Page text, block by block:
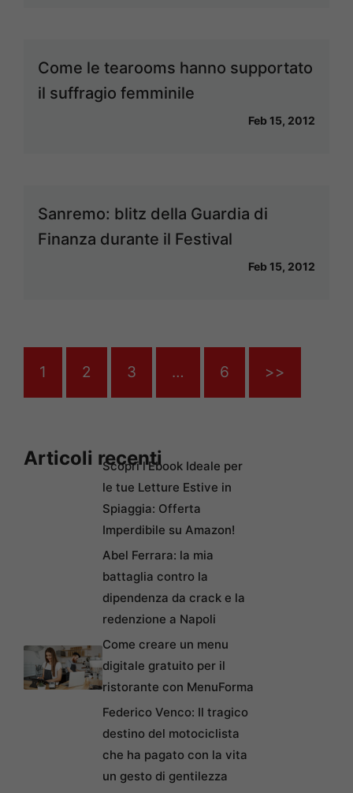
Come le tearooms hanno supportato
il suffragio femminile
Feb 15, 2012
Sanremo: blitz della Guardia di
Finanza durante il Festival
Feb 15, 2012
1 2 3 … 6 >>
Articoli recentiScopri l’Ebook Ideale per
le tue Letture Estive in
Spiaggia: Offerta
Imperdibile su Amazon!
Abel Ferrara: la mia
battaglia contro la
dipendenza da crack e la
redenzione a Napoli
Come creare un menu
digitale gratuito per il
ristorante con MenuForma
Federico Venco: Il tragico
destino del motociclista
che ha pagato con la vita
un gesto di gentilezza